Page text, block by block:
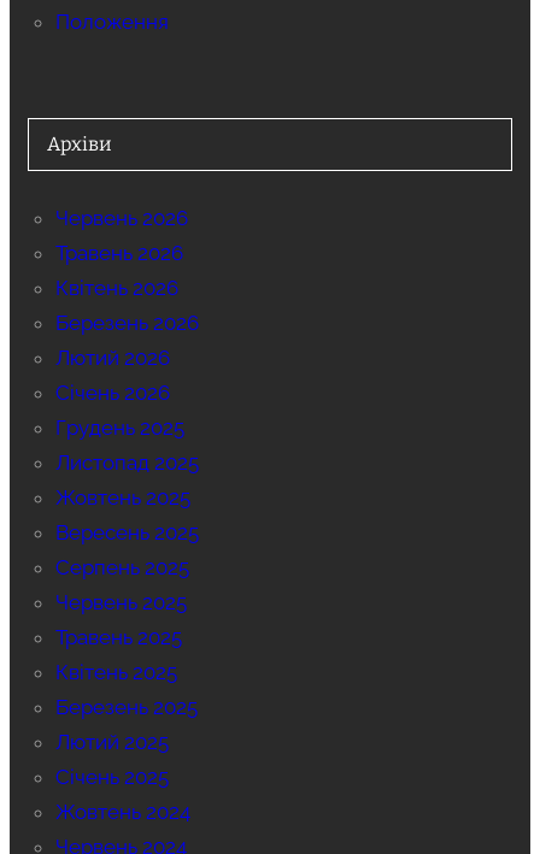
Положення
Архіви
Червень 2026
Травень 2026
Квітень 2026
Березень 2026
Лютий 2026
Січень 2026
Грудень 2025
Листопад 2025
Жовтень 2025
Вересень 2025
Серпень 2025
Червень 2025
Травень 2025
Квітень 2025
Березень 2025
Лютий 2025
Січень 2025
Жовтень 2024
Червень 2024